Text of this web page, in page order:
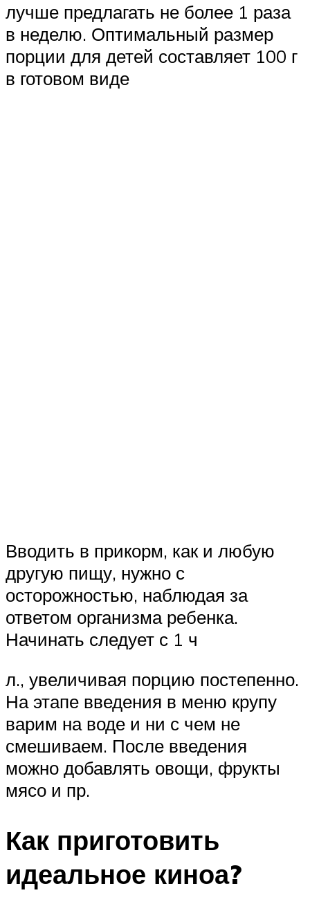
лучше предлагать не более 1 раза
в неделю. Оптимальный размер
порции для детей составляет 100 г
в готовом виде
Вводить в прикорм, как и любую
другую пищу, нужно с
осторожностью, наблюдая за
ответом организма ребенка.
Начинать следует с 1 ч
л., увеличивая порцию постепенно.
На этапе введения в меню крупу
варим на воде и ни с чем не
смешиваем. После введения
можно добавлять овощи, фрукты
мясо и пр.
Как приготовить
идеальное киноа?